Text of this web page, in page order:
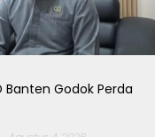
Banten Godok Perda